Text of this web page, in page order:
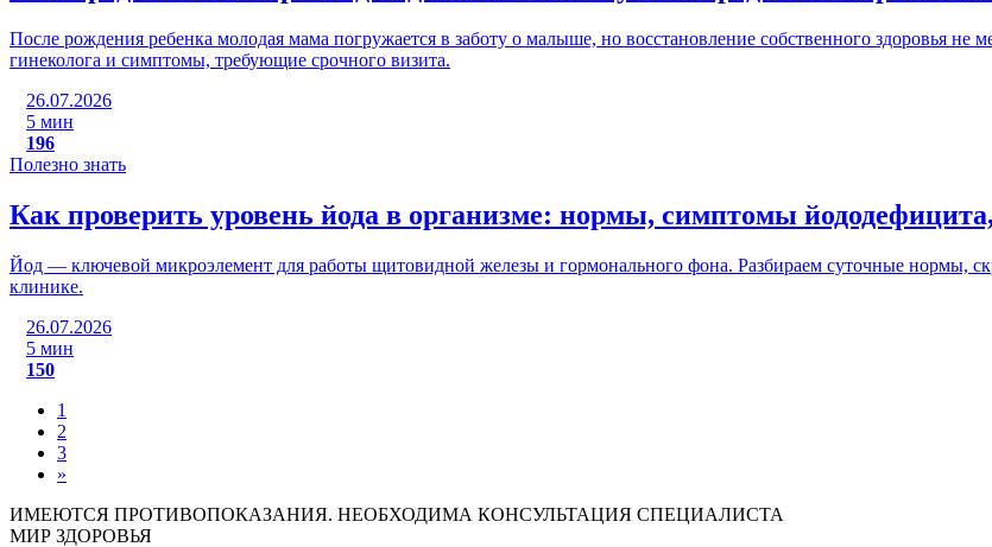
После рождения ребенка молодая мама погружается в заботу о малыше, но восстановление собственного здоровья не
гинеколога и симптомы, требующие срочного визита.
26.07.2026
5 мин
196
Полезно знать
Как проверить уровень йода в организме: нормы, симптомы
Йод — ключевой микроэлемент для работы щитовидной железы и гормонального фона. Разбираем суточные нормы,
клинике.
26.07.2026
5 мин
150
1
2
3
»
ИМЕЮТСЯ ПРОТИВОПОКАЗАНИЯ. НЕОБХОДИМА КОНСУЛЬТАЦИЯ СПЕЦИАЛИСТА
МИР ЗДОРОВЬЯ